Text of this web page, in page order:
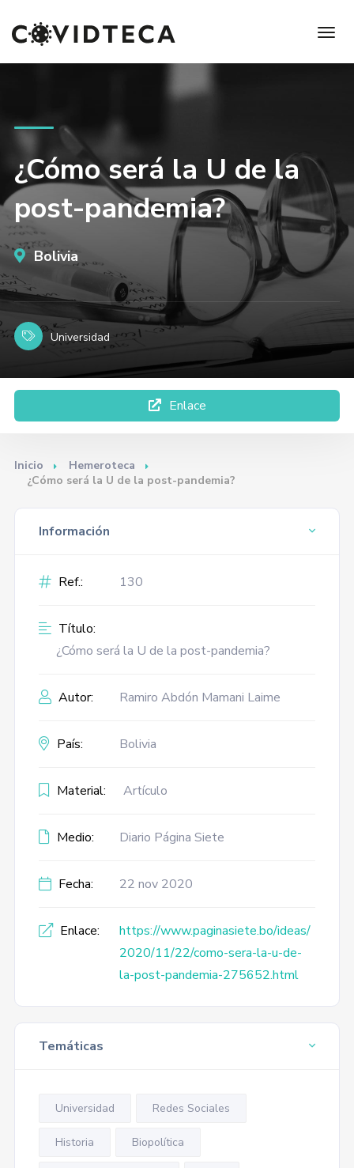
¿Cómo será la U de la
post-pandemia?
Bolivia
Universidad
Enlace
Inicio
Hemeroteca
¿Cómo será la U de la post-pandemia?
Información
Ref.: 130
Título:
¿Cómo será la U de la post-pandemia?
Autor: Ramiro Abdón Mamani Laime
País: Bolivia
Material: Artículo
Medio: Diario Página Siete
Fecha: 22 nov 2020
Enlace:
https://www.paginasiete.bo/ideas/
2020/11/22/como-sera-la-u-de-
la-post-pandemia-275652.html
Temáticas
Universidad Redes Sociales
Historia Biopolítica